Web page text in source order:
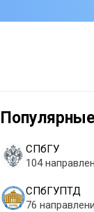
СПбГУ
104
СПбГУПТД
76